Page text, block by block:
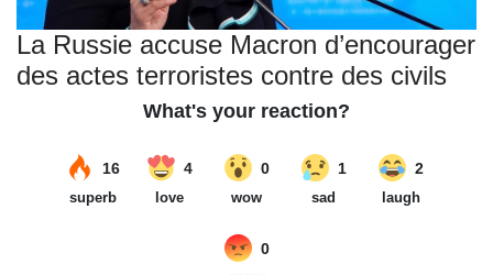
La Russie accuse Macron d’encourager
des actes terroristes contre des civils